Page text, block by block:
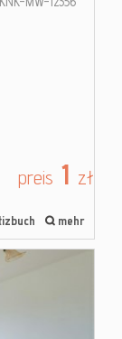
preis 1 zł
mehr